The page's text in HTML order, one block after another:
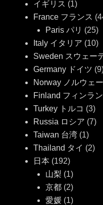
イギリス (1)
France フランス
Paris パリ (25)
Italy イタリア (10)
Sweden スウェー
Germany ドイツ
Norway ノルウェー
Finland フィンラ
Turkey トルコ (3)
Russia ロシア (7)
Taiwan 台湾(1)
Thailand タイ (2)
日本 (192)
山梨 (1)
京都(2)
愛媛(1)